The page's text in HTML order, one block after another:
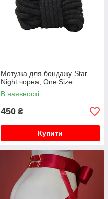
Мотузка для бондажу Star
Night чорна, One Size
В наявності
450 ₴
Купити